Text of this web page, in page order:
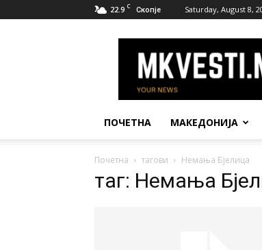
22.9 C Скопје Saturday, August 8,
Вести
ПОЧЕТНА МАКЕДОНИЈА
Почетна тагови Немања Бјелица
таг: Немања